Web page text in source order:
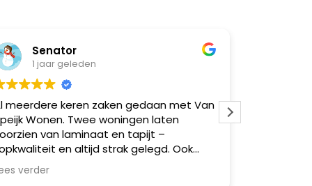
Senator
1 jaar geleden
keren zaken gedaan met Van
Wonen. Twee woningen laten
van laminaat en tapijt –
en altijd strak gelegd. Ook
vrienden via mij geholpen,
zeer tevreden. Betrouwbaar,
Super goed
moeilijk